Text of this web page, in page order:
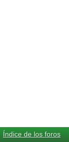
Índice de los foros